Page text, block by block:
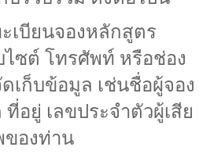
บียนจองหลักสูตร
ไซต์ โทรศัพท์ หรือช่อง
เก็บข้อมูล เช่นชื่อผู้จอง
อยู่ เลขประจำตัวผู้เสีย
ของท่าน